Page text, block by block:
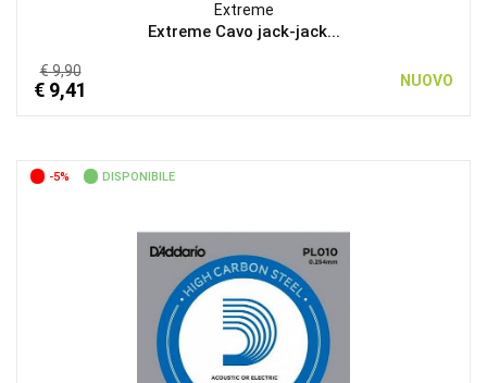
Extreme
Extreme Cavo jack-jack...
€ 9,90
€ 9,41 NUOVO
-5% DISPONIBILE